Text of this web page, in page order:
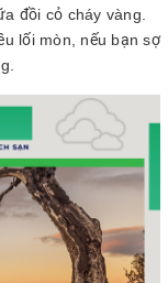
đồi cỏ cháy vàng.
lối mòn, nếu bạn sợ